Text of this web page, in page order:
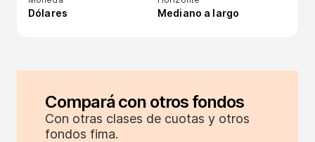
Dólares Mediano a largo
Compará con otros fondos
Con otras clases de cuotas y otros
fondos fima.